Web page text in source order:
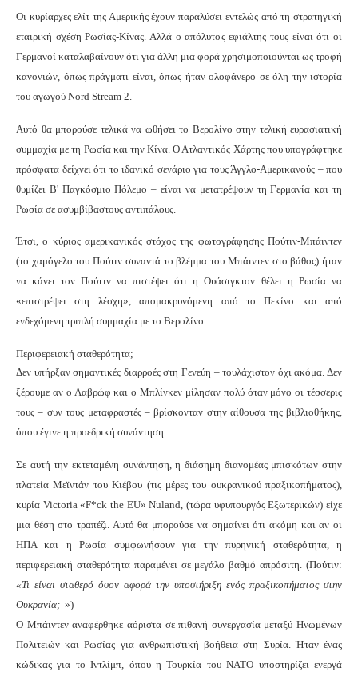
Οι κυρίαρχες ελίτ της Αμερικής έχουν παραλύσει εντελώς από τη στρατηγική
εταιρική σχέση Ρωσίας-Κίνας. Αλλά ο απόλυτος εφιάλτης τους είναι ότι οι
Γερμανοί καταλαβαίνουν ότι για άλλη μια φορά χρησιμοποιούνται ως τροφή
κανονιών, όπως πράγματι είναι, όπως ήταν ολοφάνερο σε όλη την ιστορία
του αγωγού Nord Stream 2.
Αυτό θα μπορούσε τελικά να ωθήσει το Βερολίνο στην τελική ευρασιατική
συμμαχία με τη Ρωσία και την Κίνα. Ο Ατλαντικός Χάρτης που υπογράφτηκε
πρόσφατα δείχνει ότι το ιδανικό σενάριο για τους Άγγλο-Αμερικανούς – που
θυμίζει Β' Παγκόσμιο Πόλεμο – είναι να μετατρέψουν τη Γερμανία και τη
Ρωσία σε ασυμβίβαστους αντιπάλους.
Έτσι, ο κύριος αμερικανικός στόχος της φωτογράφησης Πούτιν-Μπάιντεν
(το χαμόγελο του Πούτιν συναντά το βλέμμα του Μπάιντεν στο βάθος) ήταν
να κάνει τον Πούτιν να πιστέψει ότι η Ουάσιγκτον θέλει η Ρωσία να
«επιστρέψει στη λέσχη», απομακρυνόμενη από το Πεκίνο και από
ενδεχόμενη τριπλή συμμαχία με το Βερολίνο.
Περιφερειακή σταθερότητα;
Δεν υπήρξαν σημαντικές διαρροές στη Γενεύη – τουλάχιστον όχι ακόμα. Δεν
ξέρουμε αν ο Λαβρώφ και ο Μπλίνκεν μίλησαν πολύ όταν μόνο οι τέσσερις
τους – συν τους μεταφραστές – βρίσκονταν στην αίθουσα της βιβλιοθήκης,
όπου έγινε η προεδρική συνάντηση.
Σε αυτή την εκτεταμένη συνάντηση, η διάσημη διανομέας μπισκότων στην
πλατεία Μεϊντάν του Κιέβου (τις μέρες του ουκρανικού πραξικοπήματος),
κυρία Victoria «F*ck the EU» Nuland, (τώρα υφυπουργός Εξωτερικών) είχε
μια θέση στο τραπέζι. Αυτό θα μπορούσε να σημαίνει ότι ακόμη και αν οι
ΗΠΑ και η Ρωσία συμφωνήσουν για την πυρηνική σταθερότητα, η
περιφερειακή σταθερότητα παραμένει σε μεγάλο βαθμό απρόσιτη. (Πούτιν:
«Τι είναι σταθερό όσον αφορά την υποστήριξη ενός πραξικοπήματος στην
Ουκρανία; »)
Ο Μπάιντεν αναφέρθηκε αόριστα σε πιθανή συνεργασία μεταξύ Ηνωμένων
Πολιτειών και Ρωσίας για ανθρωπιστική βοήθεια στη Συρία. Ήταν ένας
κώδικας για το Ιντλίμπ, όπου η Τουρκία του ΝΑΤΟ υποστηρίζει ενεργά